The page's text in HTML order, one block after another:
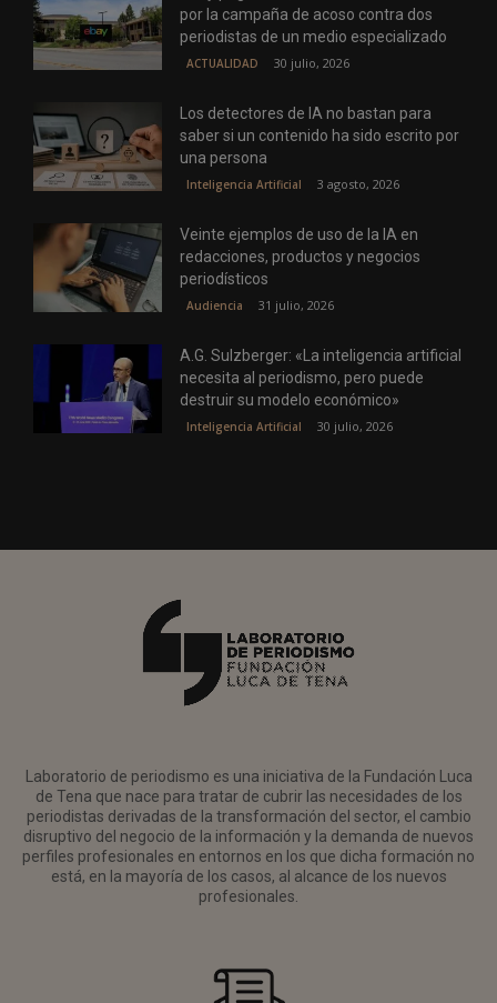
por la campaña de acoso contra dos
periodistas de un medio especializado
ACTUALIDAD 30 julio, 2026
Los detectores de IA no bastan para
saber si un contenido ha sido escrito por
una persona
Inteligencia Artificial 3 agosto, 2026
Veinte ejemplos de uso de la IA en
redacciones, productos y negocios
periodísticos
Audiencia 31 julio, 2026
A.G. Sulzberger: «La inteligencia artificial
necesita al periodismo, pero puede
destruir su modelo económico»
Inteligencia Artificial 30 julio, 2026
Laboratorio de periodismo es una iniciativa de la Fundación Luca
de Tena que nace para tratar de cubrir las necesidades de los
periodistas derivadas de la transformación del sector, el cambio
disruptivo del negocio de la información y la demanda de nuevos
perfiles profesionales en entornos en los que dicha formación no
está, en la mayoría de los casos, al alcance de los nuevos
profesionales.